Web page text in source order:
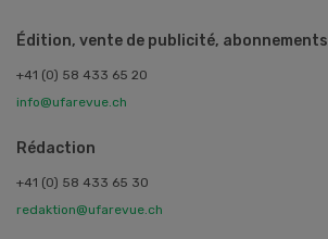
Édition, vente de publicité, abonnements
+41 (0) 58 433 65 20
info@ufarevue.ch
Rédaction
+41 (0) 58 433 65 30
redaktion@ufarevue.ch